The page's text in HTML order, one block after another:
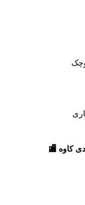
کاوه 🏬